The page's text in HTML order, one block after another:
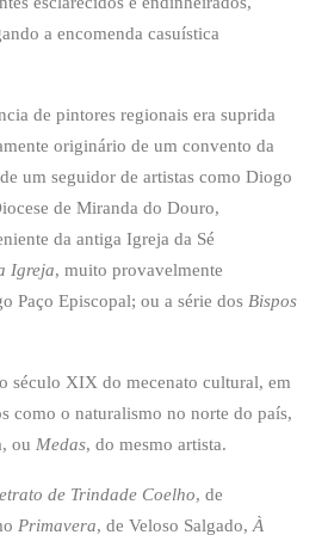
a encomenda casuística
de pintores regionais era suprida
originário de um convento da
um seguidor de artistas como Diogo
de Miranda do Douro,
da antiga Igreja da Sé
Igreja, muito provavelmente
Paço Episcopal; ou a série dos Bispos
século XIX do mecenato cultural, em
como o naturalismo no norte do país,
ou Medas, do mesmo artista.
de Trindade Coelho, de
Primavera, de Veloso Salgado, À